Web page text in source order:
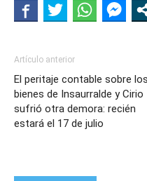
Artículo anterior
El peritaje contable sobre los
bienes de Insaurralde y Cirio
sufrió otra demora: recién
estará el 17 de julio